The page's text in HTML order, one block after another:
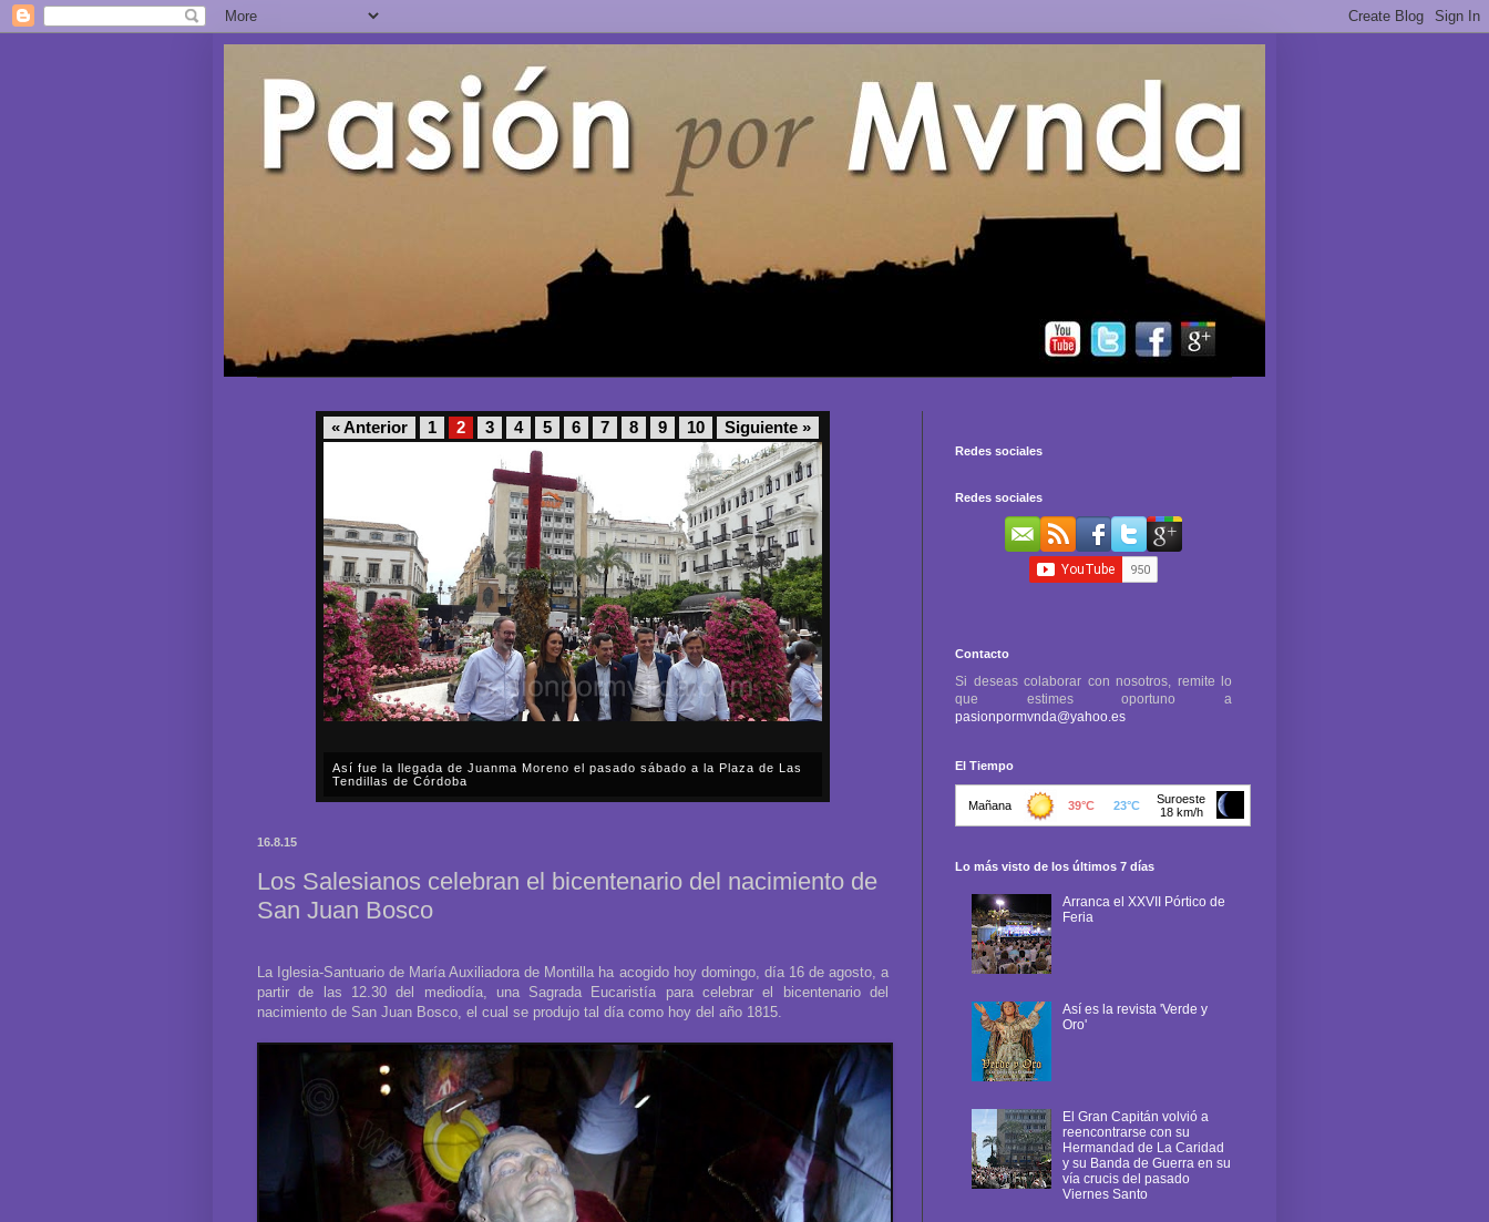
« Anterior 1 2 3 4 5 6 7 8 9 10 Siguiente »
Así fue la llegada de Juanma Moreno el pasado sábado a la Plaza de Las
Tendillas de Córdoba
16.8.15
Los Salesianos celebran el bicentenario del nacimiento de
San Juan Bosco
La Iglesia-Santuario de María Auxiliadora de Montilla ha acogido hoy domingo, día 16 de agosto, a
partir de las 12.30 del mediodía, una Sagrada Eucaristía para celebrar el bicentenario del
nacimiento de San Juan Bosco, el cual se produjo tal día como hoy del año 1815.
Redes sociales
Redes sociales
Contacto
Si deseas colaborar con nosotros, remite lo
que estimes oportuno a
pasionpormvnda@yahoo.es
El Tiempo
Lo más visto de los últimos 7 días
Arranca el XXVII Pórtico de
Feria
Así es la revista 'Verde y
Oro'
El Gran Capitán volvió a
reencontrarse con su
Hermandad de La Caridad
y su Banda de Guerra en su
vía crucis del pasado
Viernes Santo